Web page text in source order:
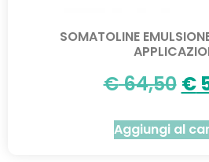
SOMATOLINE
€64,50 €
Aggiungi al